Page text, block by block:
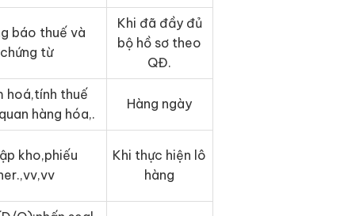
báo thuế và
từ
Khi đã đầy đủ
bộ hồ sơ theo
QĐ.
hoá,tính thuế
hàng hóa,.
Hàng ngày
kho,phiếu
Khi thực hiện lô
hàng